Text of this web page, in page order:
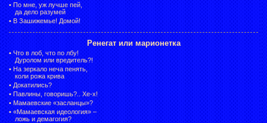
• По мне, уж лучше пей,
да дело разумей
• В Зашижемье! Домой!
Ренегат или марионетка
• Что в лоб, что по лбу!
Дуролом или вредитель?!
• На зеркало неча пенять,
коли рожа крива
• Докатились?
• Павлины, говоришь?.. Хе-х!
• Мамаевские «засланцы»?
• «Мамаевская идеология» –
ложь и демагогия?